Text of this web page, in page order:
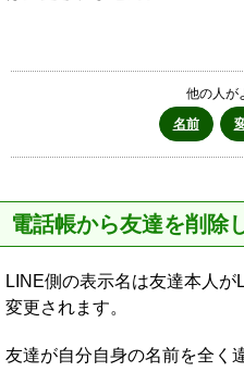
他の人が
名前
電話帳から友達を削除
LINE側の表示名は友達本人
変更されます。
友達が自分自身の名前を全く